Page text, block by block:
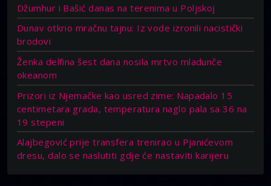
Džumhur i Bašić danas na terenima u Poljskoj
Dunav otkrio mračnu tajnu: Iz vode izronili nacistički
brodovi
Ženka delfina šest dana nosila mrtvo mladunče
okeanom
Prizori iz Njemačke kao usred zime: Napadalo 15
centimetara grada, temperatura naglo pala sa 36 na
19 stepeni
Alajbegović prije transfera trenirao u Pjanićevom
dresu, dalo se naslutiti gdje će nastaviti karijeru